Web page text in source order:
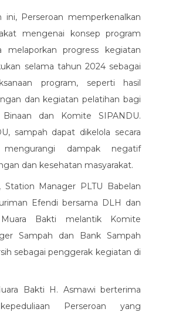
ini, Perseroan memperkenalkan
mengenai konsep program
melaporkan progress kegiatan
selama tahun 2024 sebagai
program, seperti hasil
dan kegiatan pelatihan bagi
dan Komite SIPANDU.
sampah dapat dikelola secara
dampak negatif
dan kesehatan masyarakat.
Station Manager PLTU Babelan
Efendi bersama DLH dan
Bakti melantik Komite
Sampah dan Bank Sampah
sebagai penggerak kegiatan di
Bakti H. Asmawi berterima
Perseroan yang